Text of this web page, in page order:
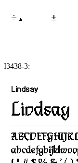
I3438-3: